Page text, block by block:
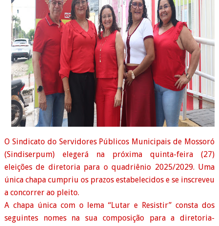
O Sindicato do Servidores Públicos Municipais de Mossoró
(Sindiserpum) elegerá na próxima quinta-feira (27)
eleições de diretoria para o quadriênio 2025/2029. Uma
única chapa cumpriu os prazos estabelecidos e se inscreveu
a concorrer ao pleito.
A chapa única com o lema “Lutar e Resistir” consta dos
seguintes nomes na sua composição para a diretoria-